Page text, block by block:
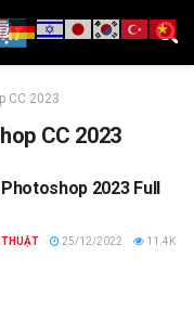
CC 2023
CC 2023
2023 Full
THUẬT 25/12/2022 11.4K